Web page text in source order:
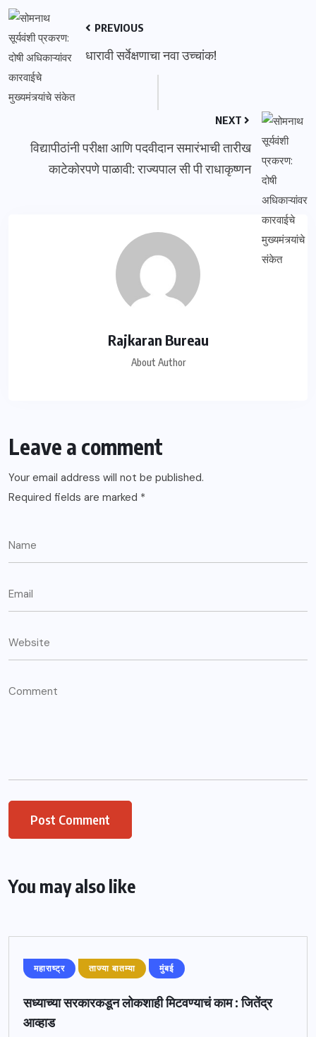
PREVIOUS
धारावी सर्वेक्षणाचा नवा उच्चांक!
NEXT
विद्यापीठांनी परीक्षा आणि पदवीदान समारंभाची तारीख
काटेकोरपणे पाळावी: राज्यपाल सी पी राधाकृष्णन
Rajkaran Bureau
About Author
Leave a comment
Your email address will not be published.
Required fields are marked *
You may also like
महाराष्ट्र ताज्या बातम्या मुंबई
सध्याच्या सरकारकडून लोकशाही मिटवण्याचं काम : जितेंद्र
आव्हाड